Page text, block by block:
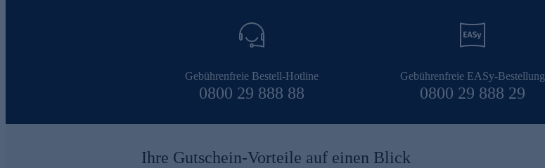
Gebührenfreie Bestell-Hotline
0800 29 888 88
Gebührenfreie EASy-Bestellung
0800 29 888 29
Ihre Gutschein-Vorteile auf einen Blick